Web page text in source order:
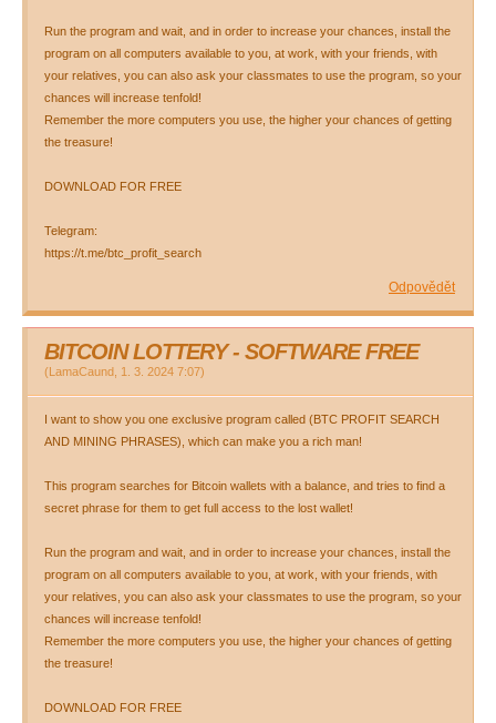
Run the program and wait, and in order to increase your chances, install the
program on all computers available to you, at work, with your friends, with
your relatives, you can also ask your classmates to use the program, so your
chances will increase tenfold!
Remember the more computers you use, the higher your chances of getting
the treasure!
DOWNLOAD FOR FREE
Telegram:
https://t.me/btc_profit_search
Odpovědět
BITCOIN LOTTERY - SOFTWARE FREE
(LamaCaund 1. 3. 2024 7:07)
I want to show you one exclusive program called (BTC PROFIT SEARCH
AND MINING PHRASES), which can make you a rich man!
This program searches for Bitcoin wallets with a balance, and tries to find a
secret phrase for them to get full access to the lost wallet!
Run the program and wait, and in order to increase your chances, install the
program on all computers available to you, at work, with your friends, with
your relatives, you can also ask your classmates to use the program, so your
chances will increase tenfold!
Remember the more computers you use, the higher your chances of getting
the treasure!
DOWNLOAD FOR FREE